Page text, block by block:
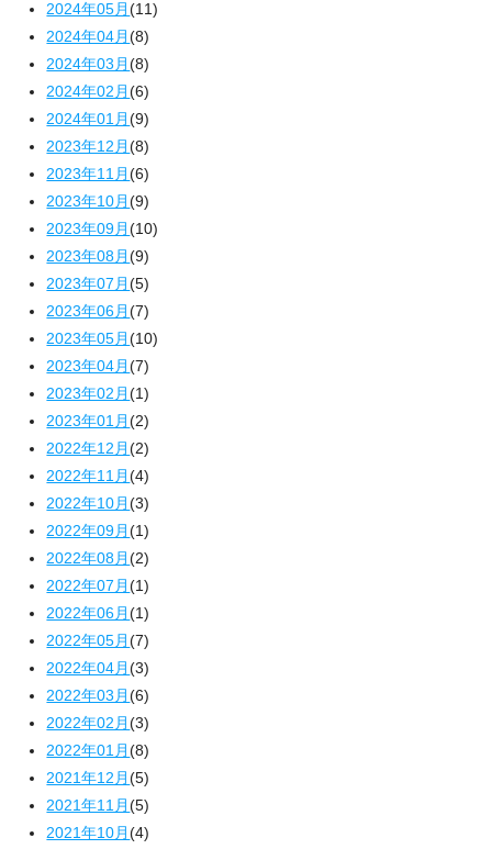
2024年05月(11)
2024年04月(8)
2024年03月(8)
2024年02月(6)
2024年01月(9)
2023年12月(8)
2023年11月(6)
2023年10月(9)
2023年09月(10)
2023年08月(9)
2023年07月(5)
2023年06月(7)
2023年05月(10)
2023年04月(7)
2023年02月(1)
2023年01月(2)
2022年12月(2)
2022年11月(4)
2022年10月(3)
2022年09月(1)
2022年08月(2)
2022年07月(1)
2022年06月(1)
2022年05月(7)
2022年04月(3)
2022年03月(6)
2022年02月(3)
2022年01月(8)
2021年12月(5)
2021年11月(5)
2021年10月(4)